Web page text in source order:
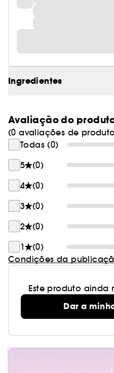
Ingredientes
Avaliação do
(0 avaliações de
Todas (0)
5
(0)
4
(0)
3
(0)
2
(0)
1
(0)
Condições da
Este produto ainda
Dar a